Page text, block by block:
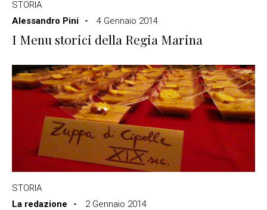
STORIA
Alessandro Pini
4 Gennaio 2014
I Menu storici della Regia Marina
STORIA
La redazione
2 Gennaio 2014